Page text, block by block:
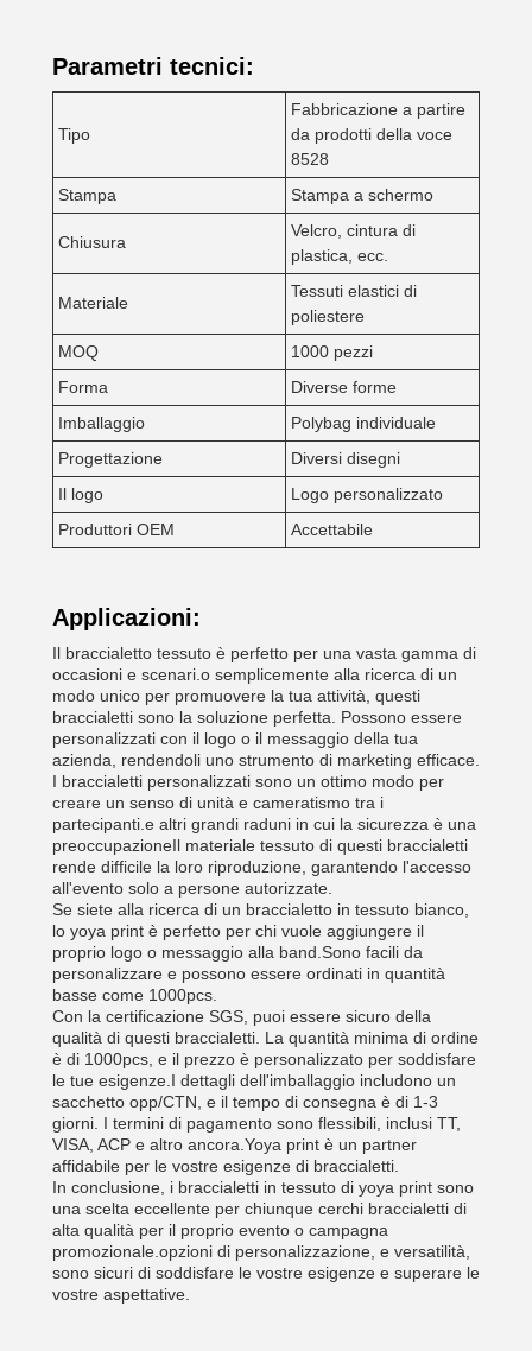
Parametri tecnici:
Tipo
Fabbricazione a partire
da prodotti della voce
8528
Stampa
Stampa a schermo
Chiusura
Velcro, cintura di
plastica, ecc.
Materiale
Tessuti elastici di
poliestere
MOQ
1000 pezzi
Forma
Diverse forme
Imballaggio
Polybag individuale
Progettazione
Diversi disegni
Il logo
Logo personalizzato
Produttori OEM
Accettabile
Applicazioni:
Il braccialetto tessuto è perfetto per una vasta gamma di
occasioni e scenari.o semplicemente alla ricerca di un
modo unico per promuovere la tua attività, questi
braccialetti sono la soluzione perfetta. Possono essere
personalizzati con il logo o il messaggio della tua
azienda, rendendoli uno strumento di marketing efficace.
I braccialetti personalizzati sono un ottimo modo per
creare un senso di unità e cameratismo tra i
partecipanti.e altri grandi raduni in cui la sicurezza è una
preoccupazioneIl materiale tessuto di questi braccialetti
rende difficile la loro riproduzione, garantendo l'accesso
all'evento solo a persone autorizzate.
Se siete alla ricerca di un braccialetto in tessuto bianco,
lo yoya print è perfetto per chi vuole aggiungere il
proprio logo o messaggio alla band.Sono facili da
personalizzare e possono essere ordinati in quantità
basse come 1000pcs.
Con la certificazione SGS, puoi essere sicuro della
qualità di questi braccialetti. La quantità minima di ordine
è di 1000pcs, e il prezzo è personalizzato per soddisfare
le tue esigenze.I dettagli dell'imballaggio includono un
sacchetto opp/CTN, e il tempo di consegna è di 1-3
giorni. I termini di pagamento sono flessibili, inclusi TT,
VISA, ACP e altro ancora.Yoya print è un partner
affidabile per le vostre esigenze di braccialetti.
In conclusione, i braccialetti in tessuto di yoya print sono
una scelta eccellente per chiunque cerchi braccialetti di
alta qualità per il proprio evento o campagna
promozionale.opzioni di personalizzazione, e versatilità,
sono sicuri di soddisfare le vostre esigenze e superare le
vostre aspettative.